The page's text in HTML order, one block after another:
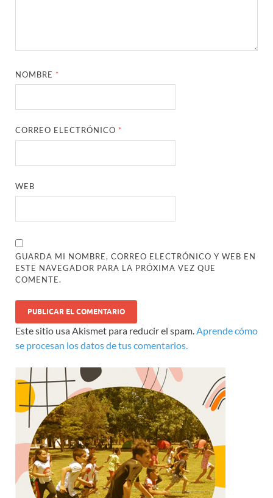
NOMBRE *
CORREO ELECTRÓNICO *
WEB
GUARDA MI NOMBRE, CORREO ELECTRÓNICO Y WEB EN
ESTE NAVEGADOR PARA LA PRÓXIMA VEZ QUE
COMENTE.
Este sitio usa Akismet para reducir el spam.Aprende cómo
se procesan los datos de tus comentarios.